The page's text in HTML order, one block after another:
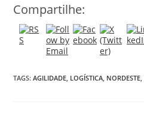
Compartilhe:
TAGS:AGILIDADE LOGÍSTICA NORDESTE